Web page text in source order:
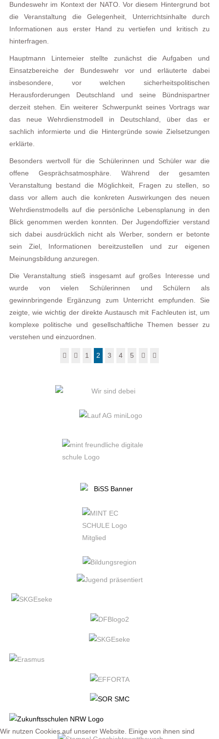
Bundeswehr im Kontext der NATO. Vor diesem Hintergrund bot
die Veranstaltung die Gelegenheit, Unterrichtsinhalte durch
Informationen aus erster Hand zu vertiefen und kritisch zu
hinterfragen.
Hauptmann Lintemeier stellte zunächst die Aufgaben und
Einsatzbereiche der Bundeswehr vor und erläuterte dabei
insbesondere, vor welchen sicherheitspolitischen
Herausforderungen Deutschland und seine Bündnispartner
derzeit stehen. Ein weiterer Schwerpunkt seines Vortrags war
das neue Wehrdienstmodell in Deutschland, über das er
sachlich informierte und die Hintergründe sowie Zielsetzungen
erklärte.
Besonders wertvoll für die Schülerinnen und Schüler war die
offene Gesprächsatmosphäre. Während der gesamten
Veranstaltung bestand die Möglichkeit, Fragen zu stellen, so
dass vor allem auch die konkreten Auswirkungen des neuen
Wehrdienstmodells auf die persönliche Lebensplanung in den
Blick genommen werden konnten. Der Jugendoffizier verstand
sich dabei ausdrücklich nicht als Werber, sondern er betonte
sein Ziel, Informationen bereitzustellen und zur eigenen
Meinungsbildung anzuregen.
Die Veranstaltung stieß insgesamt auf großes Interesse und
wurde von vielen Schülerinnen und Schülern als
gewinnbringende Ergänzung zum Unterricht empfunden. Sie
zeigte, wie wichtig der direkte Austausch mit Fachleuten ist, um
komplexe politische und gesellschaftliche Themen besser zu
verstehen und einzuordnen.
1 2 3 4 5
Wir nutzen Cookies auf unserer Website. Einige von ihnen sind